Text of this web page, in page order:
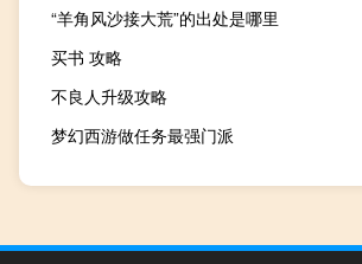
“羊角风沙接大荒”的出处是哪里
买书 攻略
不良人升级攻略
梦幻西游做任务最强门派